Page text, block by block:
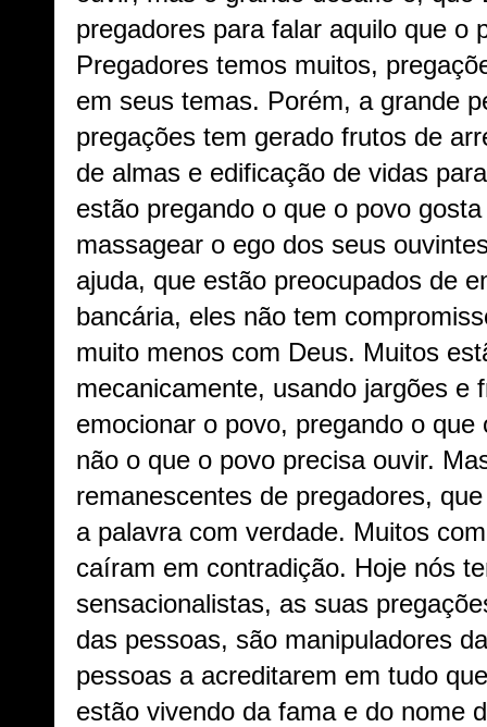
pregadores para falar aquilo que o
Pregadores temos muitos,
em seus temas. Porém, a grande
pregações tem gerado frutos de
de almas e edificação de vidas
estão pregando o que o povo
massagear o ego dos seus
ajuda, que estão preocupados de
bancária, eles não tem
muito menos com Deus. Muitos
mecanicamente, usando jargões e
emocionar o povo, pregando o
não o que o povo precisa ouvir.
remanescentes de pregadores,
a palavra com verdade. Muitos
caíram em contradição. Hoje nós
sensacionalistas, as suas
das pessoas, são manipuladores
pessoas a acreditarem em tudo
estão vivendo da fama e do nome